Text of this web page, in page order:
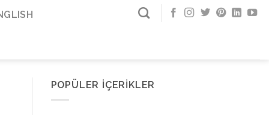
POPÜLER İÇERIKLER